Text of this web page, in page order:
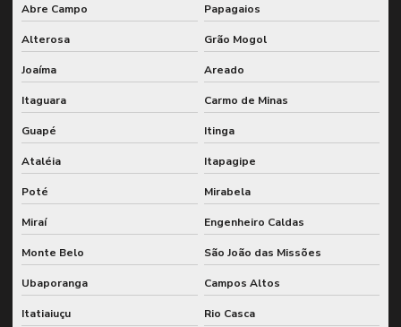
Abre Campo Papagaios
Alterosa Grão Mogol
Joaíma Areado
Itaguara Carmo de Minas
Guapé Itinga
Ataléia Itapagipe
Poté Mirabela
Miraí Engenheiro Caldas
Monte Belo São João das Missões
Ubaporanga Campos Altos
Itatiaiuçu Rio Casca